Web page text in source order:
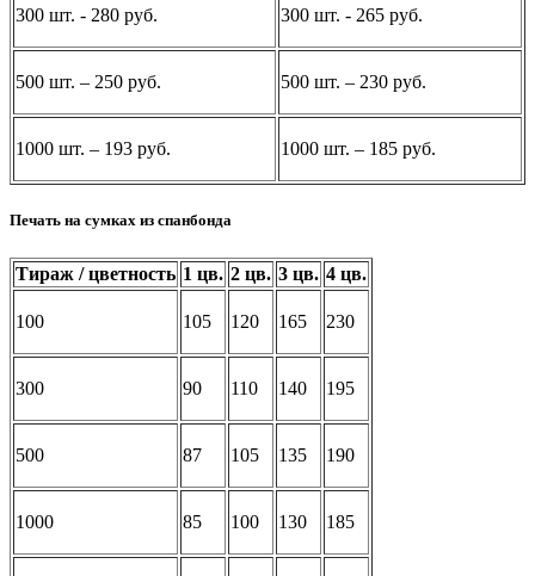
300 шт. - 280 руб. 300 шт. - 265 руб.
500 шт. – 250 руб. 500 шт. – 230 руб.
1000 шт. – 193 руб. 1000 шт. – 185 руб.
Печать на сумках из спанбонда
Тираж / цветность 1 цв. 2 цв. 3 цв. 4 цв.
100 105 120 165 230
300 90 110 140 195
500 87 105 135 190
1000 85 100 130 185